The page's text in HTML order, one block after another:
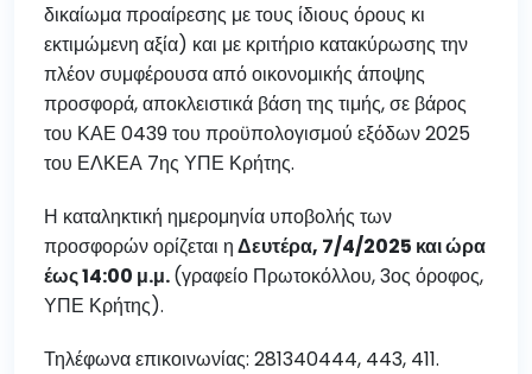
δικαίωμα προαίρεσης με τους ίδιους όρους κι
εκτιμώμενη αξία) και με κριτήριο κατακύρωσης την
πλέον συμφέρουσα από οικονομικής άποψης
προσφορά, αποκλειστικά βάση της τιμής, σε βάρος
του ΚΑΕ 0439 του προϋπολογισμού εξόδων 2025
του ΕΛΚΕΑ 7ης ΥΠΕ Κρήτης.
Η καταληκτική ημερομηνία υποβολής των
προσφορών ορίζεται ηΔευτέρα, 7/4/2025 και ώρα
έως 14:00 μ.μ.(γραφείο Πρωτοκόλλου, 3ος όροφος,
ΥΠΕ Κρήτης).
Τηλέφωνα επικοινωνίας: 281340444, 443, 411.